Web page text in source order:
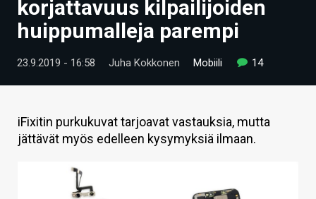
VIDEOT
TECHBBS
HINTA.FI
KAUPPA
VAIHDA TEEMA
korjattavuus kilpailijoiden
huippumalleja parempi
23.9.2019 - 16:58 Juha Kokkonen Mobiili 14
iFixitin purkukuvat tarjoavat vastauksia, mutta
jättävät myös edelleen kysymyksiä ilmaan.